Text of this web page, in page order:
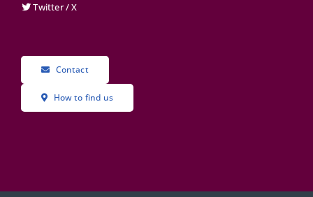
Twitter / X
Contact
How to find us